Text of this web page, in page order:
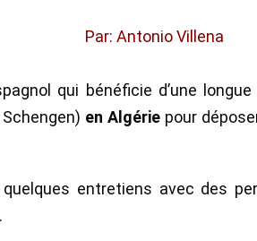
Par: Antonio Villena
qui bénéficie d’une
en Algérie pour
entretiens avec des